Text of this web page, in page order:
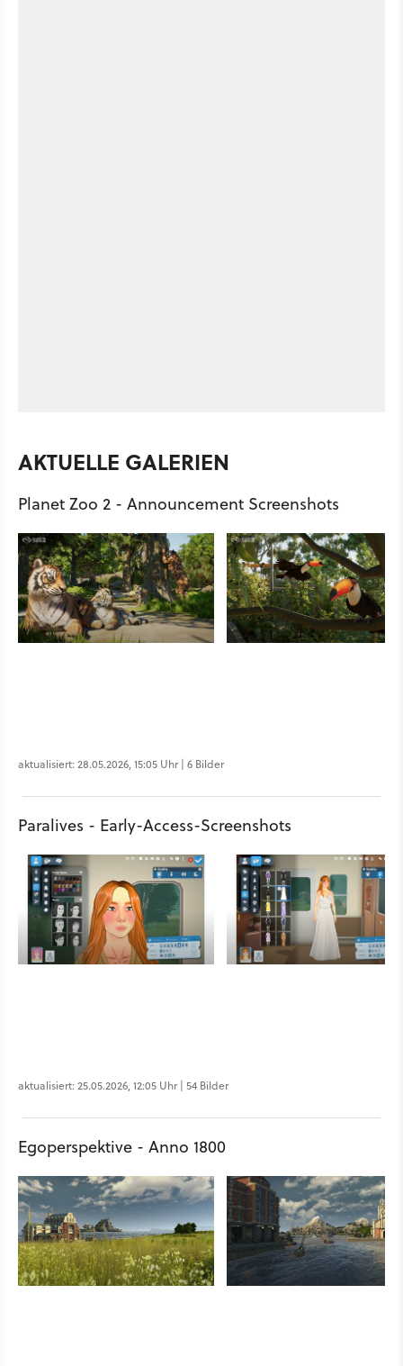
AKTUELLE GALERIEN
Planet Zoo 2 - Announcement Screenshots
aktualisiert: 28.05.2026, 15:05 Uhr | 6 Bilder
Paralives - Early-Access-Screenshots
aktualisiert: 25.05.2026, 12:05 Uhr | 54 Bilder
Egoperspektive - Anno 1800